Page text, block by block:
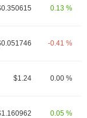
0.13 %
-0.41 %
$1.24 0.00 %
0.05 %